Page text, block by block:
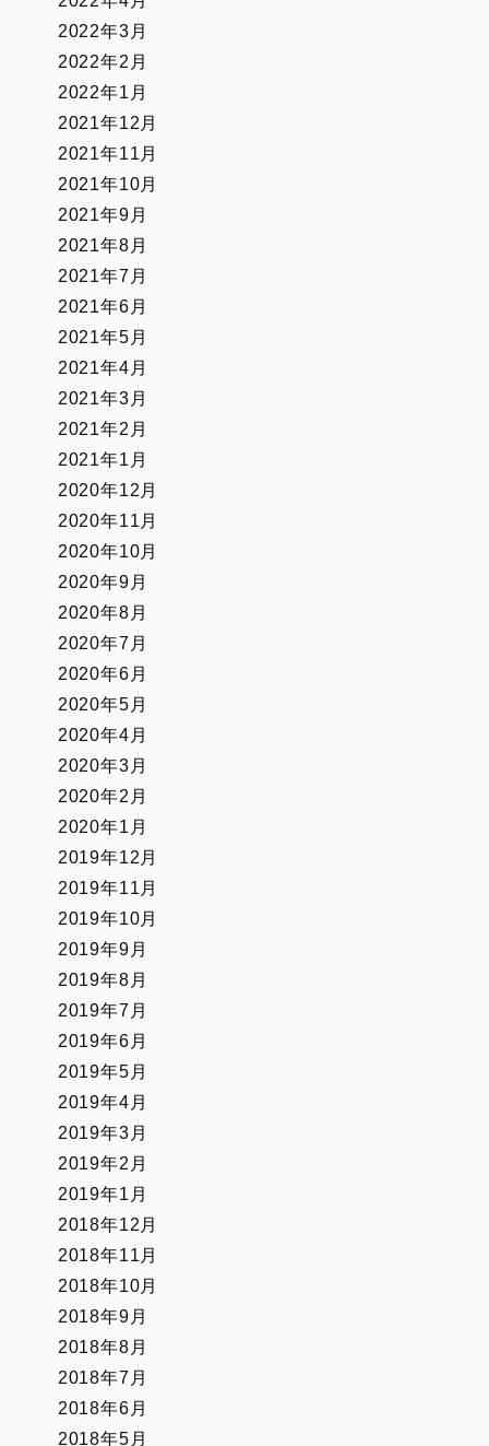
2022年3月
2022年2月
2022年1月
2021年12月
2021年11月
2021年10月
2021年9月
2021年8月
2021年7月
2021年6月
2021年5月
2021年4月
2021年3月
2021年2月
2021年1月
2020年12月
2020年11月
2020年10月
2020年9月
2020年8月
2020年7月
2020年6月
2020年5月
2020年4月
2020年3月
2020年2月
2020年1月
2019年12月
2019年11月
2019年10月
2019年9月
2019年8月
2019年7月
2019年6月
2019年5月
2019年4月
2019年3月
2019年2月
2019年1月
2018年12月
2018年11月
2018年10月
2018年9月
2018年8月
2018年7月
2018年6月
2018年5月